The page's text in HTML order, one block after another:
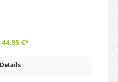
44,95 €*
Details